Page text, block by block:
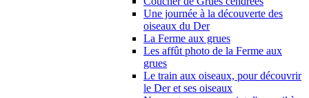
Une journée à la découverte des
oiseaux du Der
La Ferme aux grues
Les affût photo de la Ferme aux
grues
Le train aux oiseaux, pour découvrir
le Der et ses oiseaux